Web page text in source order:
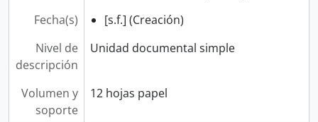
Fecha(s)
[s.f.] (Creación)
Nivel de
descripción
Unidad documental simple
Volumen y
soporte
12 hojas papel